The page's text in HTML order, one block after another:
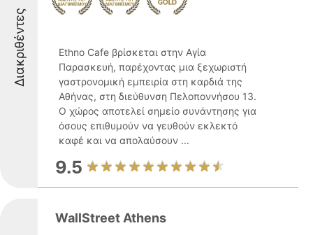
Διακριθέντες
Ethno Cafe βρίσκεται στην Αγία
Παρασκευή, παρέχοντας μια ξεχωριστή
γαστρονομική εμπειρία στη καρδιά της
Αθήνας, στη διεύθυνση Πελοποννήσου 13.
Ο χώρος αποτελεί σημείο συνάντησης για
όσους επιθυμούν να γευθούν εκλεκτό
καφέ και να απολαύσουν ...
9.5
WallStreet Athens